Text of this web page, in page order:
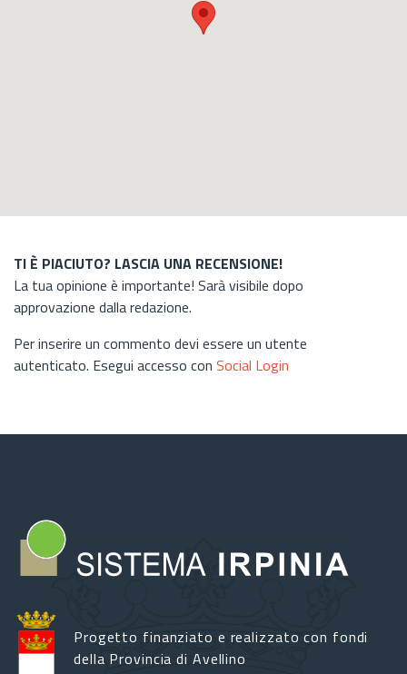
TI È PIACIUTO? LASCIA UNA RECENSIONE!
La tua opinione è importante! Sarà visibile dopo
approvazione dalla redazione.
Per inserire un commento devi essere un utente
autenticato. Esegui accesso con Social Login
Progetto finanziato e realizzato con fondi
della Provincia di Avellino